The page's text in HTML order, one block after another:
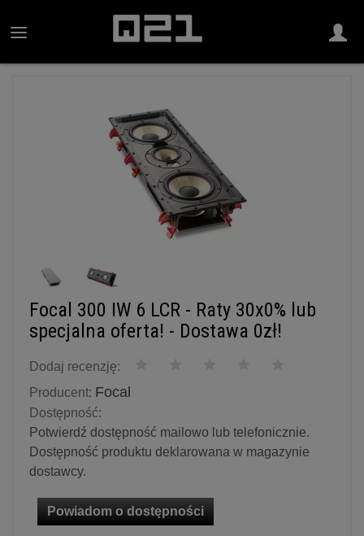
Focal 300 IW 6 LCR - Raty 30x0% lub
specjalna oferta! - Dostawa 0zł!
Dodaj recenzję:
Producent: Focal
Dostępność:
Potwierdź dostępność mailowo lub telefonicznie.
Dostępność produktu deklarowana w magazynie
dostawcy.
Powiadom o dostępności